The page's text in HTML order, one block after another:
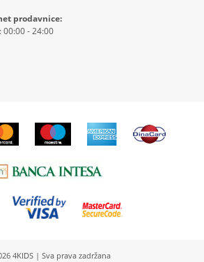
prodavnice:
00:00 - 24:00
4KIDS | Sva prava zadržana